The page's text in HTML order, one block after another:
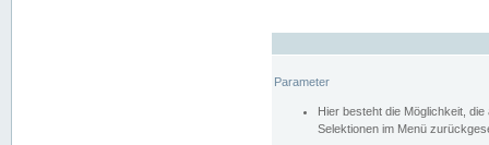
Parameter
Hier besteht die Möglichkeit,
Selektionen im Menü